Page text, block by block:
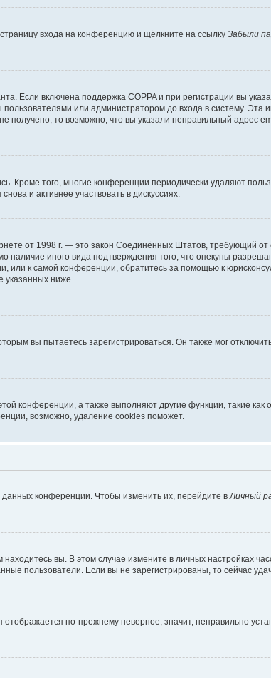
входа на конференцию и щёлкните на ссылку Забыли
Если включена поддержка COPPA и при регистрации вы
или администратором до входа в систему.
то возможно, что вы указали неправильный адрес
Кроме того, многие конференции периодически удаляют
и активнее участвовать в дискуссиях.
от 1998 г. — это закон Соединённых Штатов, требующий
наличие иного вида подтверждения того, что опекуны
к самой конференции, обратитесь за помощью к
ниже.
вы пытаетесь зарегистрироваться. Он также мог
конференции, а также выполняют другие функции, такие
возможно, удаление cookies поможет.
конференции. Чтобы изменить их, перейдите в Личный
вы. В этом случае измените в личных настройках
пользователи. Если вы не зарегистрированы, то сейчас
по-прежнему неверное, значит, неправильно